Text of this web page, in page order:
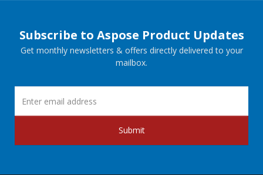
Subscribe to Aspose Product Updates
Get monthly newsletters & offers directly delivered to your
mailbox.
Submit